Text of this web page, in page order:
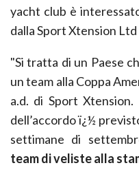
yacht club è
dalla Sport Xtension
"Si tratta di un Paese
un team alla Coppa
a.d. di Sport
dell’accordo ï¿½
settimane di
team di veliste alla